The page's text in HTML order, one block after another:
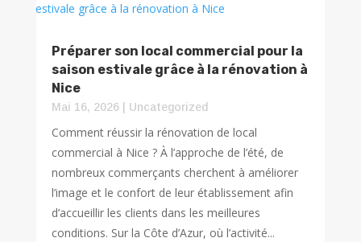
Préparer son local commercial pour la
saison estivale grâce à la rénovation à
Nice
Mai 16, 2026| Uncategorized
Comment réussir la rénovation de local
commercial à Nice ? À l’approche de l’été, de
nombreux commerçants cherchent à améliorer
l’image et le confort de leur établissement afin
d’accueillir les clients dans les meilleures
conditions. Sur la Côte d’Azur, où l’activité...